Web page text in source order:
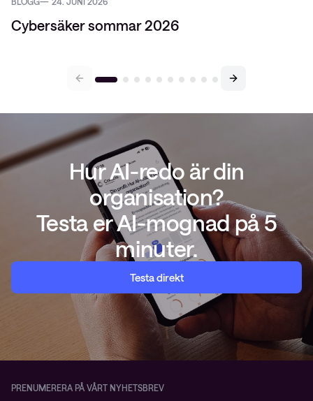
Cybersäker sommar 2026
Hur AI-redo är din
organisation?
Testa er AI-mognad på 5
minuter.
Testa direkt
PRENUMERERA PÅ VÅRT NYHETSBREV